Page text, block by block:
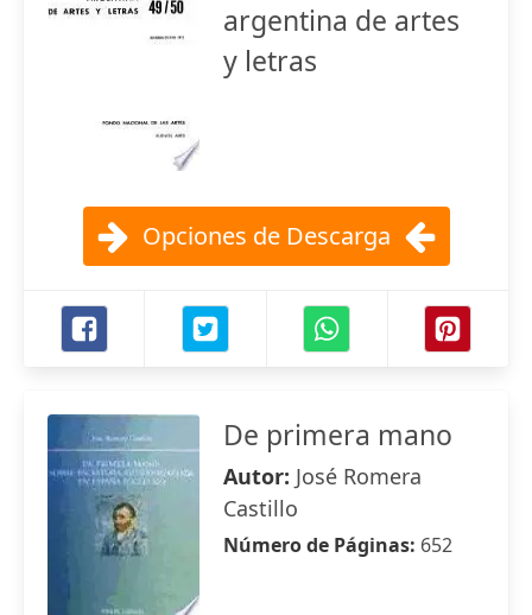
argentina de artes
y letras
Opciones de Descarga
De primera mano
Autor: José Romera
Castillo
Número de Páginas: 652